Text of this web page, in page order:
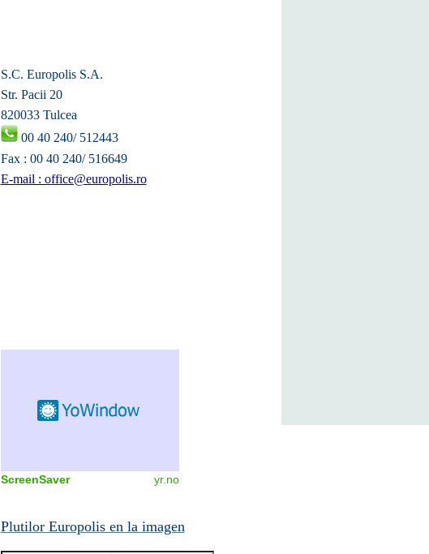
S.C. Europolis S.A.
Str. Pacii 20
820033 Tulcea
00 40 240/ 512443
Fax : 00 40 240/ 516649
E-mail : office@europolis.ro
ScreenSaver yr.no
Plutilor Europolis en la imagen